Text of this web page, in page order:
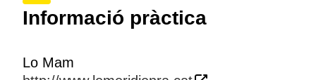
Informació pràctica
Lo Mam